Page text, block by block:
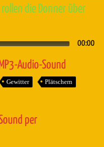
die Donner über
00:00
Audio-Sound
Gewitter Plätschern
per